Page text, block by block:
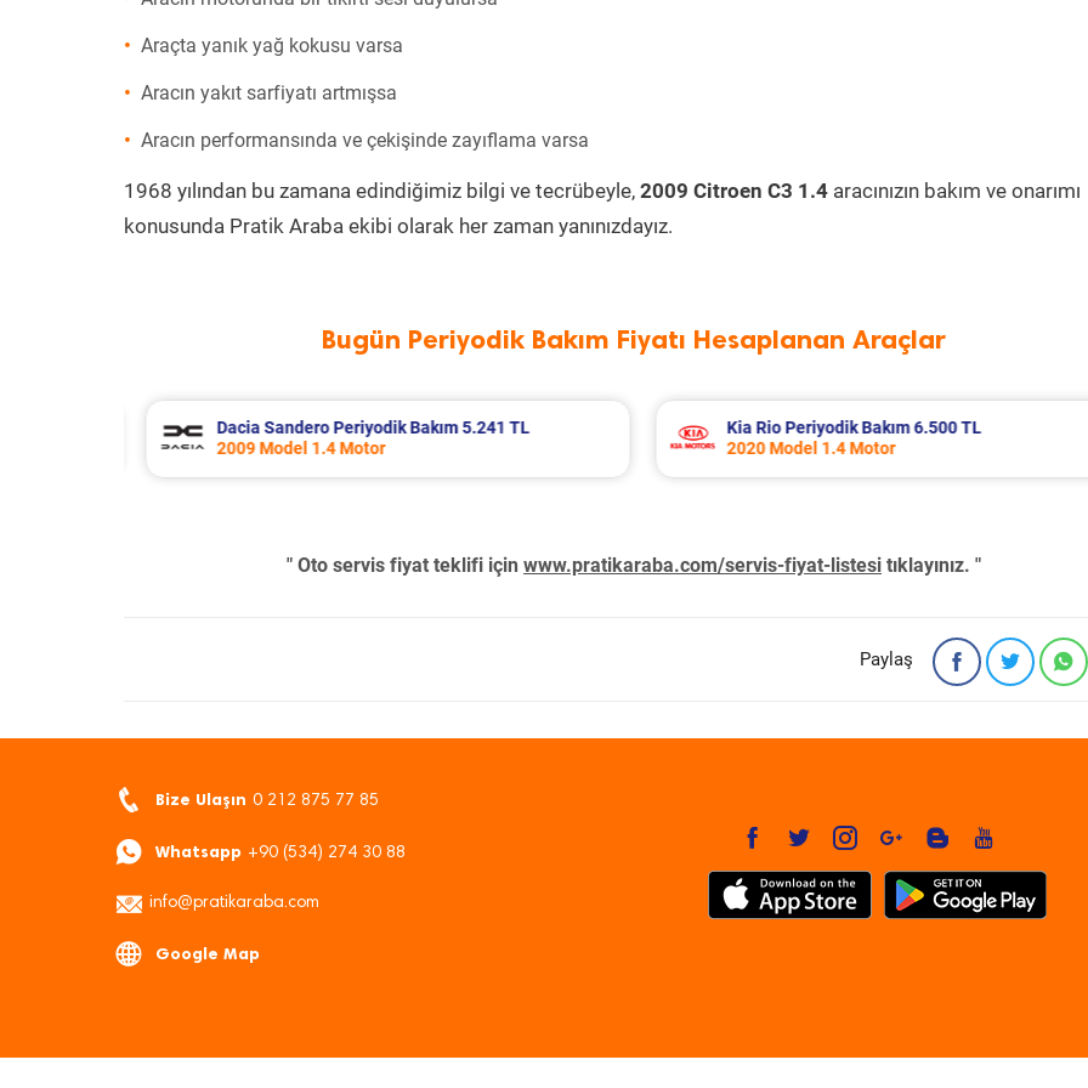
Araçta yanık yağ kokusu varsa
Aracın yakıt sarfiyatı artmışsa
Aracın performansında ve çekişinde zayıflama varsa
1968 yılından bu zamana edindiğimiz bilgi ve tecrübeyle, 2009 Citroen C3 1.4 aracınızın bakım ve onarımı
konusunda Pratik Araba ekibi olarak her zaman yanınızdayız.
Bugün Periyodik Bakım Fiyatı Hesaplanan Araçlar
Kia Rio Periyodik Bakım 6.500 TL
2020 Model 1.4 Motor
Fiat Punto Periyodik Bakım 6.209 TL
2009 Model 1.4 Motor
" Oto servis fiyat teklifi için www.pratikaraba.com/servis-fiyat-listesi tıklayınız. "
Paylaş
Bize Ulaşın 0 212 875 77 85
Whatsapp +90 (534) 274 30 88
info@pratikaraba.com
Google Map